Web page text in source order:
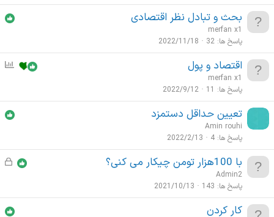
بحث و تبادل نظر اقتصادی
merfan x1
پاسخ ها 32
2022/11/18
ن
ن
اقتصاد و پول
merfan x1
پاسخ ها
11
2022/9/12
تعیین حداقل دستمزد
Amin rouhi
پاسخ ها 4
2022/2/13
ق
د
با 100هزار تومن چیکار می کنی؟
Admin2
پاسخ ها 143
2021/10/13
کار کردن